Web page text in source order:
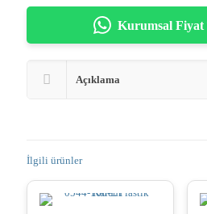
Kurumsal Fiyat
Açıklama
İlgili ürünler